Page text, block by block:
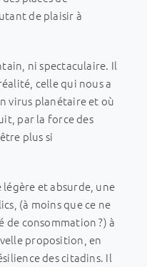
de plaisir à
ni spectaculaire. Il
celle qui nous a
virus planétaire et où
par la force des
plus si
légère et absurde, une
(à moins que ce ne
de consommation ?) à
proposition, en
des citadins. Il